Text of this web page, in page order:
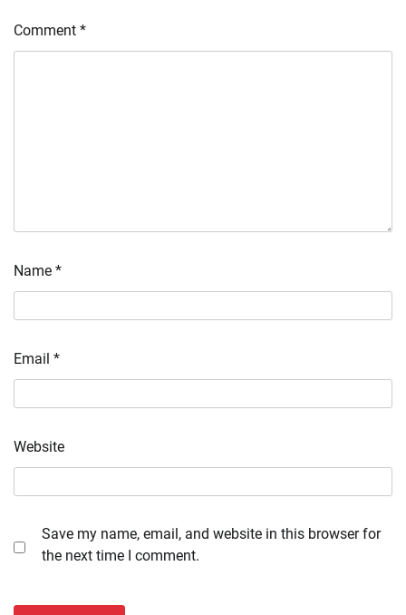
Comment *
Name *
Email *
Website
Save my name, email, and website in this browser for
the next time I comment.